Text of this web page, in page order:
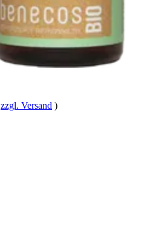
zzgl. Versand )